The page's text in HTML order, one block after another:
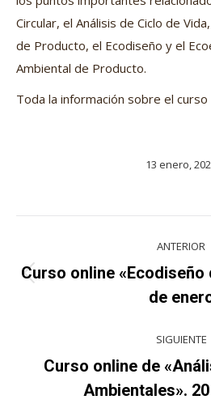
Circular, el Análisis de Ciclo de
de Producto, el Ecodiseño y el
Ambiental de Producto.
Toda la información sobre el
13 enero,
entre
ANTERIOR
Curso online
de
SIGUIENTE
Curso online de
Ambientales».